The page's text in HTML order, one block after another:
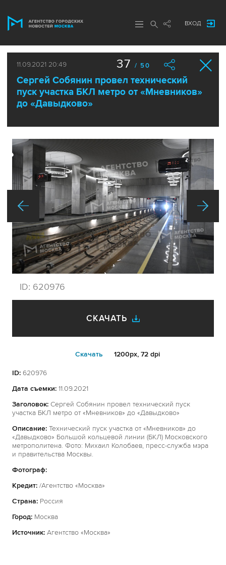
ВХОД
11.09.2021 20:49
Сергей Собянин провел технический
пуск участка БКЛ метро от «Мневников»
до «Давыдково»
37 / 50
ID: 620976
СКАЧАТЬ
Cкачать 1200px, 72 dpi
ID: 620976
Дата съемки: 11.09.2021
Заголовок: Сергей Собянин провел технический пуск
участка БКЛ метро от «Мневников» до «Давыдково»
Описание: Технический пуск участка от «Мневников» до
«Давыдково» Большой кольцевой линии (БКЛ) Московского
метрополитена. Фото: Михаил Колобаев, пресс-служба мэра
и правительства Москвы.
Фотограф:
Кредит: /Агентство «Москва»
Страна: Россия
Город: Москва
Источник: Агентство «Москва»